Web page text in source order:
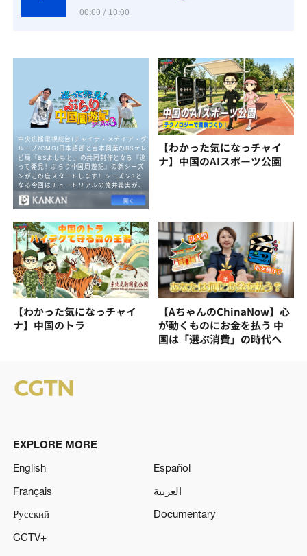
00:00 / 10:00
【わかった気になっチャイ
ナ】中国のAIスポーツ公園
【わかった気になっチャイ
ナ】中国のトラ
【AちゃんのChinaNow】心
が動くものにお金を払う 中
国は「選ぶ消費」の時代へ
EXPLORE MORE
English
Español
Français
العربية
Русский
Documentary
CCTV+